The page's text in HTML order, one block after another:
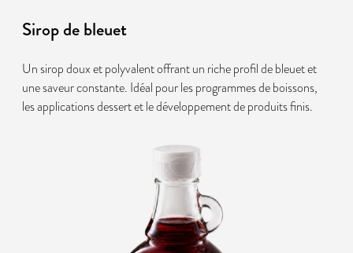
Sirop de bleuet
Un sirop doux et polyvalent offrant un riche profil de bleuet et
une saveur constante. Idéal pour les programmes de boissons,
les applications dessert et le développement de produits finis.